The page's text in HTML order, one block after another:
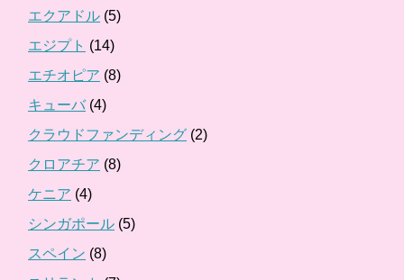
エクアドル (5)
エジプト (14)
エチオピア (8)
キューバ(4)
クラウドファンディング (2)
クロアチア (8)
ケニア (4)
シンガポール (5)
スペイン (8)